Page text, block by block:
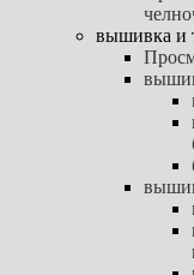
вышивка и